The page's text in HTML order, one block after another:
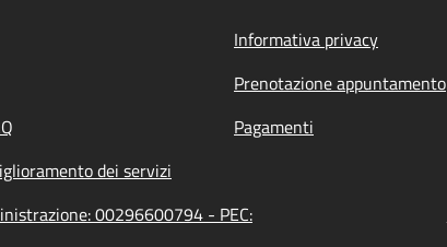
Informativa privacy
Prenotazione appuntamento
Pagamenti
dei servizi
00296600794 - PEC: